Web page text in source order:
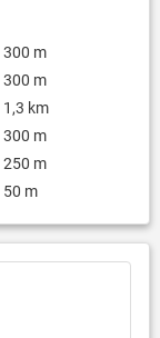
300 m
300 m
1,3 km
300 m
250 m
50 m